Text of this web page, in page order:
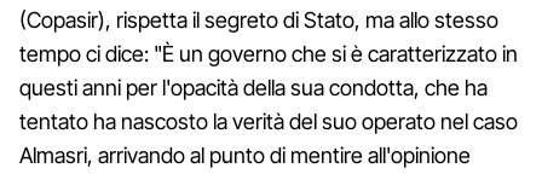
(Copasir), rispetta il segreto di Stato, ma allo stesso
tempo ci dice: "È un governo che si è caratterizzato in
questi anni per l'opacità della sua condotta, che ha
tentato ha nascosto la verità del suo operato nel caso
Almasri, arrivando al punto di mentire all'opinione